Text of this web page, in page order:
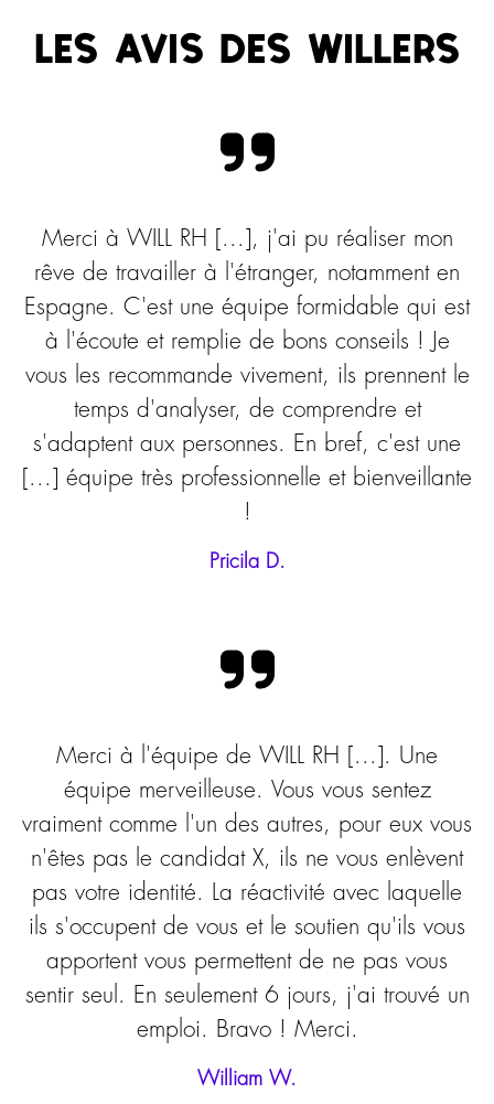
Les avis des Willers
Merci à WILL RH [...], j'ai pu réaliser mon
rêve de travailler à l'étranger, notamment en
Espagne. C'est une équipe formidable qui est
à l'écoute et remplie de bons conseils ! Je
vous les recommande vivement, ils prennent le
temps d'analyser, de comprendre et
s'adaptent aux personnes. En bref, c'est une
[...] équipe très professionnelle et bienveillante
!
Pricila D.
Merci à l'équipe de WILL RH [...]. Une
équipe merveilleuse. Vous vous sentez
vraiment comme l'un des autres, pour eux vous
n'êtes pas le candidat X, ils ne vous enlèvent
pas votre identité. La réactivité avec laquelle
ils s'occupent de vous et le soutien qu'ils vous
apportent vous permettent de ne pas vous
sentir seul. En seulement 6 jours, j'ai trouvé un
emploi. Bravo ! Merci.
William W.